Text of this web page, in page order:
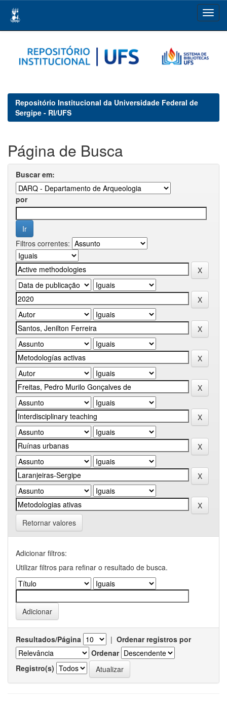
navigation
Repositório Institucional da Universidade Federal de
Sergipe - RI/UFS
Página de Busca
Buscar em:
por
Filtros correntes:
Retornar valores
Adicionar filtros:
Utilizar filtros para refinar o resultado de busca.
Resultados/Página | Ordenar registros por
Ordenar
Registro(s)